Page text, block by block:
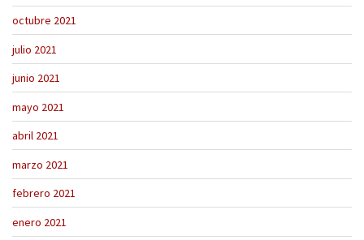
octubre 2021
julio 2021
junio 2021
mayo 2021
abril 2021
marzo 2021
febrero 2021
enero 2021